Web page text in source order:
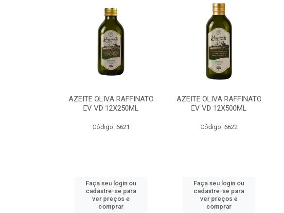
AZEITE OLIVA RAFFINATO
EV VD 12X250ML
Código: 6621
Faça seu login ou
cadastre-se para
ver preços e
comprar
AZEITE OLIVA RAFFINATO
EV VD 12X500ML
Código: 6622
Faça seu login ou
cadastre-se para
ver preços e
comprar